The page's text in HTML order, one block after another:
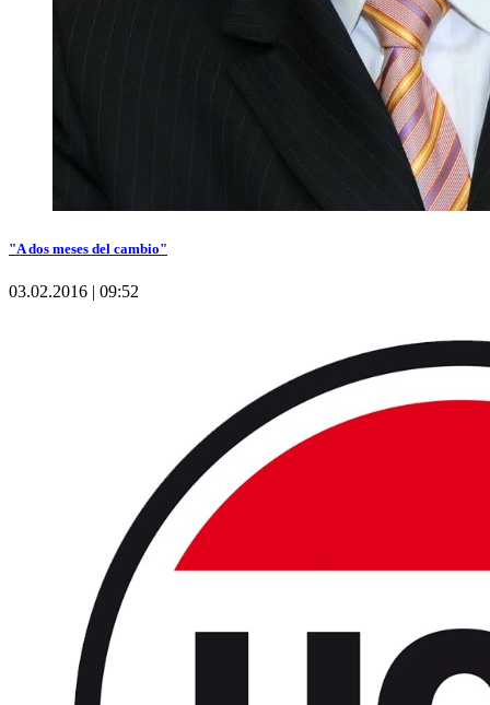
"A dos meses del cambio"
03.02.2016 | 09:52